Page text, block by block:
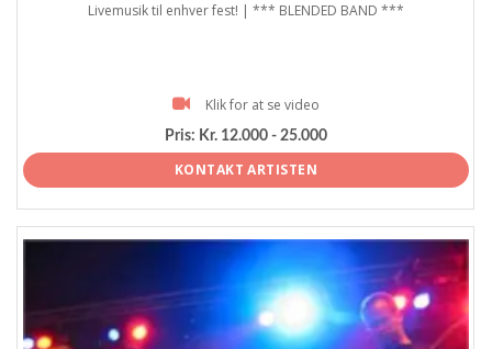
Livemusik til enhver fest! | *** BLENDED BAND ***
Klik for at se video
Pris: Kr. 12.000 - 25.000
KONTAKT ARTISTEN